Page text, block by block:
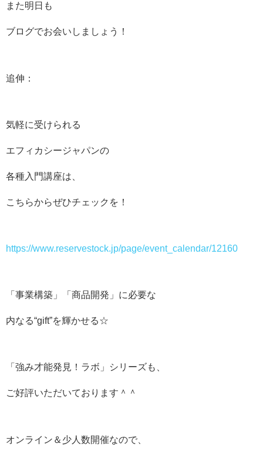
また明日も
ブログでお会いしましょう！
追伸：
気軽に受けられる
エフィカシージャパンの
各種入門講座は、
こちらからぜひチェックを！
https://www.reservestock.jp/page/event_calendar/12160
「事業構築」「商品開発」に必要な
内なる“gift”を輝かせる☆
「強み才能発見！ラボ」シリーズも、
ご好評いただいております＾＾
オンライン＆少人数開催なので、